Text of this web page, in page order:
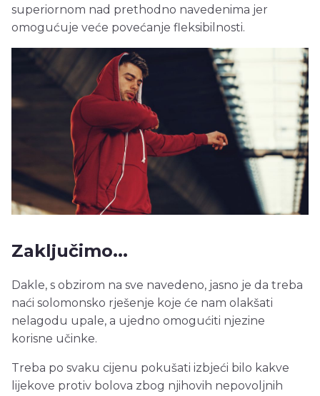
superiornom nad prethodno navedenima jer
omogućuje veće povećanje fleksibilnosti.
Zaključimo...
Dakle, s obzirom na sve navedeno, jasno je da treba
naći solomonsko rješenje koje će nam olakšati
nelagodu upale, a ujedno omogućiti njezine
korisne učinke.
Treba po svaku cijenu pokušati izbjeći bilo kakve
lijekove protiv bolova zbog njihovih nepovoljnih